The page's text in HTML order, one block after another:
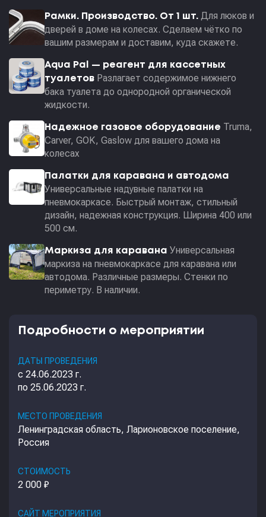
Рамки. Производство. От 1 шт. Для люков и
дверей в доме на колесах. Сделаем чётко по
вашим размерам и доставим, куда скажете.
Aqua Pal — pеагент для кассетных
туалетов Разлагает содержимое нижнего
бака туалета до однородной органической
жидкости.
Надежное газовое оборудование Truma,
Carver, GOK, Gaslow для вашего дома на
колесах
Палатки для каравана и автодома
Универсальные надувные палатки на
пневмокаркасе. Быстрый монтаж, стильный
дизайн, надежная конструкция. Ширина 400 или
500 см.
Маркиза для каравана Универсальная
маркиза на пневмокаркасе для каравана или
автодома. Различные размеры. Стенки по
периметру. В наличии.
Подробности о мероприятии
ДАТЫ ПРОВЕДЕНИЯ
с 24.06.2023 г.
по 25.06.2023 г.
МЕСТО ПРОВЕДЕНИЯ
Ленинградская область, Ларионовское поселение,
Россия
СТОИМОСТЬ
2 000 ₽
САЙТ МЕРОПРИЯТИЯ